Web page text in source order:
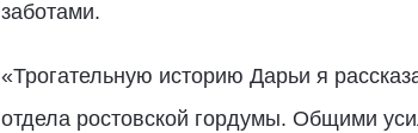
заботами.
«Трогательную историю Дарьи я
отдела ростовской гордумы. Общими